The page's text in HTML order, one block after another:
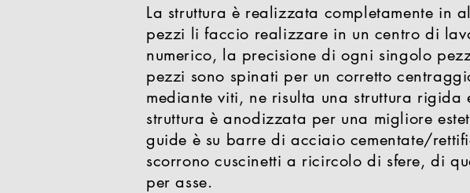
La struttura è realizzata completamente in
pezzi li faccio realizzare in un centro di
numerico, la precisione di ogni singolo
pezzi sono spinati per un corretto
mediante viti, ne risulta una struttura rigida
struttura è anodizzata per una migliore
guide è su barre di acciaio cementate/
scorrono cuscinetti a ricircolo di sfere, di
per asse.